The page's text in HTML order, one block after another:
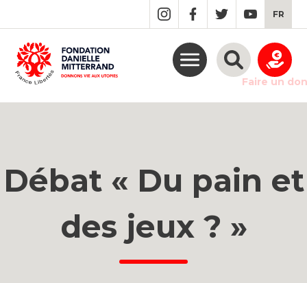
MAIN
CONTENT
FR
Faire un don
Débat « Du pain et
des jeux ? »